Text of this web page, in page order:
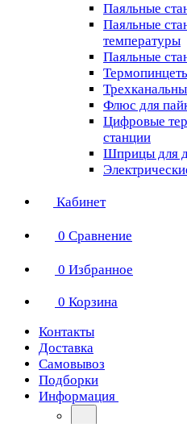
Паяльные
Паяльные
температуры
Паяльные
Флюс для
Цифровые
станции
Шприцы для
Кабинет
0 Сравнение
0 Избранное
0 Корзина
Контакты
Доставка
Самовывоз
Подборки
Информация